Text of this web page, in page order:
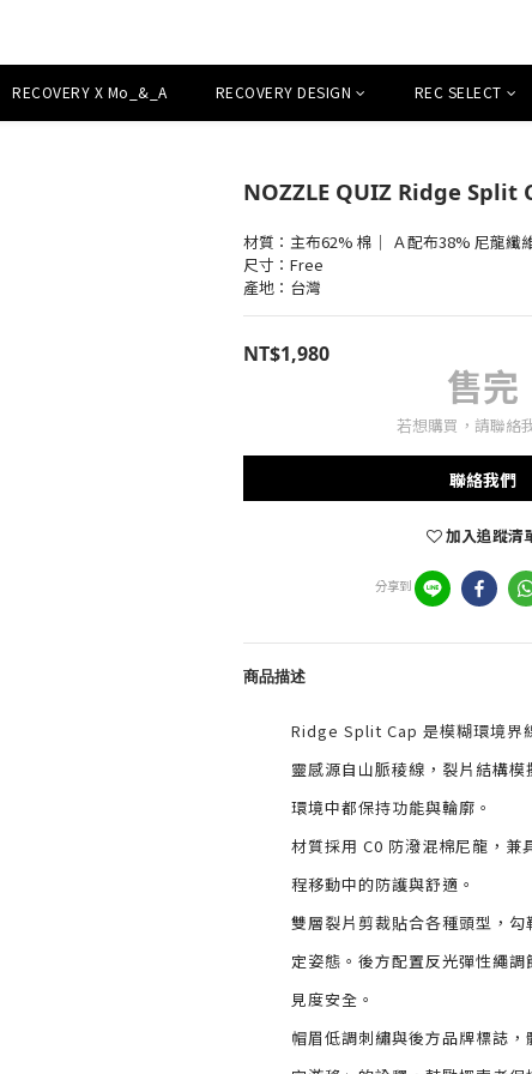
RECOVERY X Mo_&_A RECOVERY DESIGN REC SELECT
NOZZLE QUIZ Ridge Split
材質：主布62% 棉｜ Ａ配布38% 尼龍纖
尺寸：Free
產地：台灣
NT$1,980
售完
若想購買，請聯絡
聯絡我們
加入追蹤清
分享到
商品描述
Ridge Split Cap 是模糊環境界
靈感源自山脈稜線，裂片結構
環境中都保持功能與輪廓。
材質採用 C0 防潑混棉尼龍，兼
程移動中的防護與舒適。
雙層裂片剪裁貼合各種頭型，
定姿態。後方配置反光彈性繩
見度安全。
帽眉低調刺繡與後方品牌標誌